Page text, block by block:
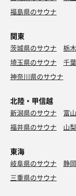
よ‼️
仕方ないかな
でもそれを上
サウナーさん
か？と聞くと
うね😊(学習し
しっかり冷た
うになってい
にあって、サ
はかなり大き
#外気浴
椅子はたく
しで1つ。屋
サ室が２つ❗️
福島県のサウナ
関東
茨城県のサウナ 栃
埼玉県のサウナ
千
神奈川県のサウナ
北陸・甲信越
新潟県のサウナ 富
福井県のサウナ
山
東海
岐阜県のサウナ 静
三重県のサウナ